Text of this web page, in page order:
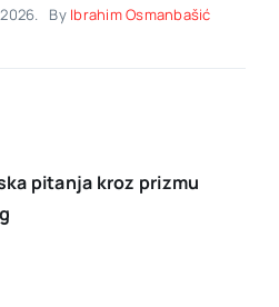
By Ibrahim Osmanbašić
pitanja kroz prizmu